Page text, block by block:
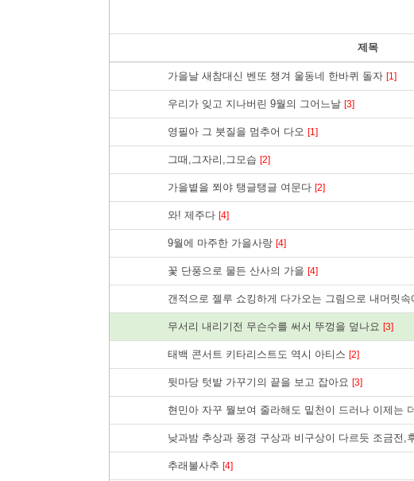
제목
가을날 새참대신 벤또 챙겨 울동네 한바퀴 돌자 [1]
우리가 잊고 지나버린 9월의 그어느날 [3]
영필아 그 붓질을 멈추어 다오 [1]
그때,그자리,그모습 [2]
가을볕을 쬐야 탱글탱글 여문다 [2]
와! 제주다 [4]
9월에 마주한 가을사랑 [4]
꽃 단풍으로 물든 산사의 가을 [4]
갠적으로 젤루 쇼킹하게 다가오는 그림으로 내머릿
무서리 내리기전 무슨수를 써서 뚜껑을 덮나요 [3]
태백 콘서트 키타리스트도 역시 아티스 [2]
뒷마당 텃밭 가꾸기의 끝을 보고 잡아요 [3]
현민아 자꾸 뭘보여 줄라해도 밑천이 드러나 이제는
낮과밤 추상과 풍경 구상과 비구상이 다르듯 조금전,
추래불사추 [4]